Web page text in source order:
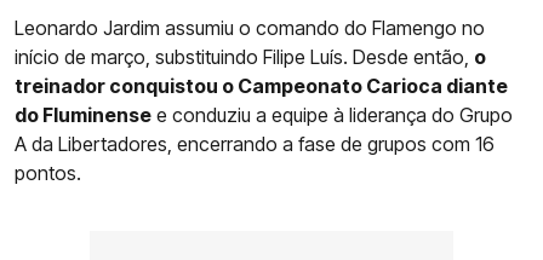
Leonardo Jardim assumiu o comando do Flamengo no
início de março, substituindo Filipe Luís. Desde então, o
treinador conquistou o Campeonato Carioca diante
do Fluminense e conduziu a equipe à liderança do Grupo
A da Libertadores, encerrando a fase de grupos com 16
pontos.